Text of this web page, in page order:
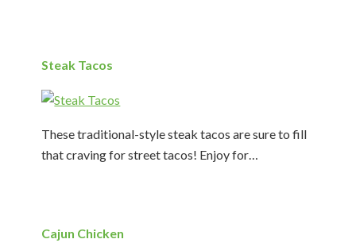
Steak Tacos
These traditional-style steak tacos are sure to fill
that craving for street tacos! Enjoy for…
Cajun Chicken